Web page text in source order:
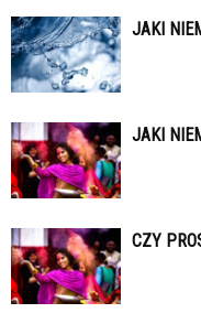
JAKI
JAKI
CZY